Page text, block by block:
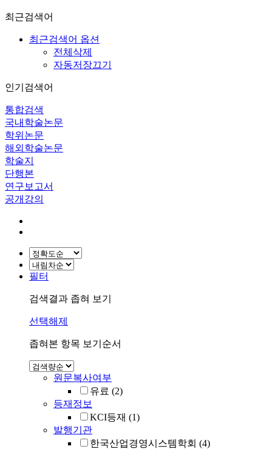
최근검색어
최근검색어 옵션
전체삭제
자동저장끄기
인기검색어
통합검색
국내학술논문
학위논문
해외학술논문
학술지
단행본
연구보고서
공개강의
필터
검색결과 좁혀 보기
선택해제
좁혀본 항목 보기순서
원문복사여부
유료 (2)
등재정보
KCI등재 (1)
발행기관
한국산업경영시스템학회 (4)